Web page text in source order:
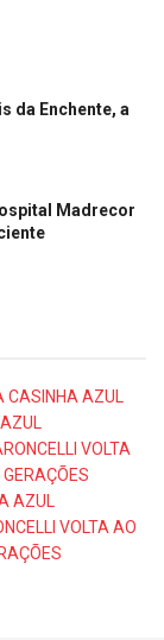
da Enchente, a
Madrecor
CASINHA AZUL
VOLTA
AZUL
VOLTA AO